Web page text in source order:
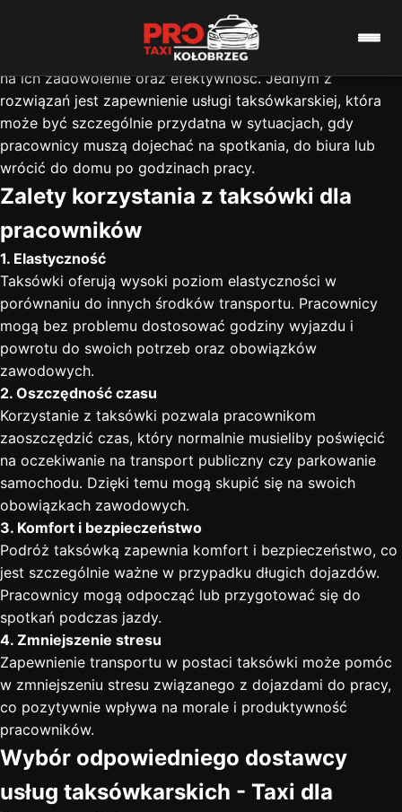
Organizacja transportu dla pracowników to istotny
element zarządzania firmą, który może znacząco wpłynąć
na ich zadowolenie oraz efektywność. Jednym z
rozwiązań jest zapewnienie usługi taksówkarskiej, która
może być szczególnie przydatna w sytuacjach, gdy
pracownicy muszą dojechać na spotkania, do biura lub
wrócić do domu po godzinach pracy.
Zalety korzystania z taksówki dla
pracowników
1. Elastyczność
Taksówki oferują wysoki poziom elastyczności w
porównaniu do innych środków transportu. Pracownicy
mogą bez problemu dostosować godziny wyjazdu i
powrotu do swoich potrzeb oraz obowiązków
zawodowych.
2. Oszczędność czasu
Korzystanie z taksówki pozwala pracownikom
zaoszczędzić czas, który normalnie musieliby poświęcić
na oczekiwanie na transport publiczny czy parkowanie
samochodu. Dzięki temu mogą skupić się na swoich
obowiązkach zawodowych.
3. Komfort i bezpieczeństwo
Podróż taksówką zapewnia komfort i bezpieczeństwo, co
jest szczególnie ważne w przypadku długich dojazdów.
Pracownicy mogą odpocząć lub przygotować się do
spotkań podczas jazdy.
4. Zmniejszenie stresu
Zapewnienie transportu w postaci taksówki może pomóc
w zmniejszeniu stresu związanego z dojazdami do pracy,
co pozytywnie wpływa na morale i produktywność
pracowników.
Wybór odpowiedniego dostawcy
usług taksówkarskich - Taxi dla